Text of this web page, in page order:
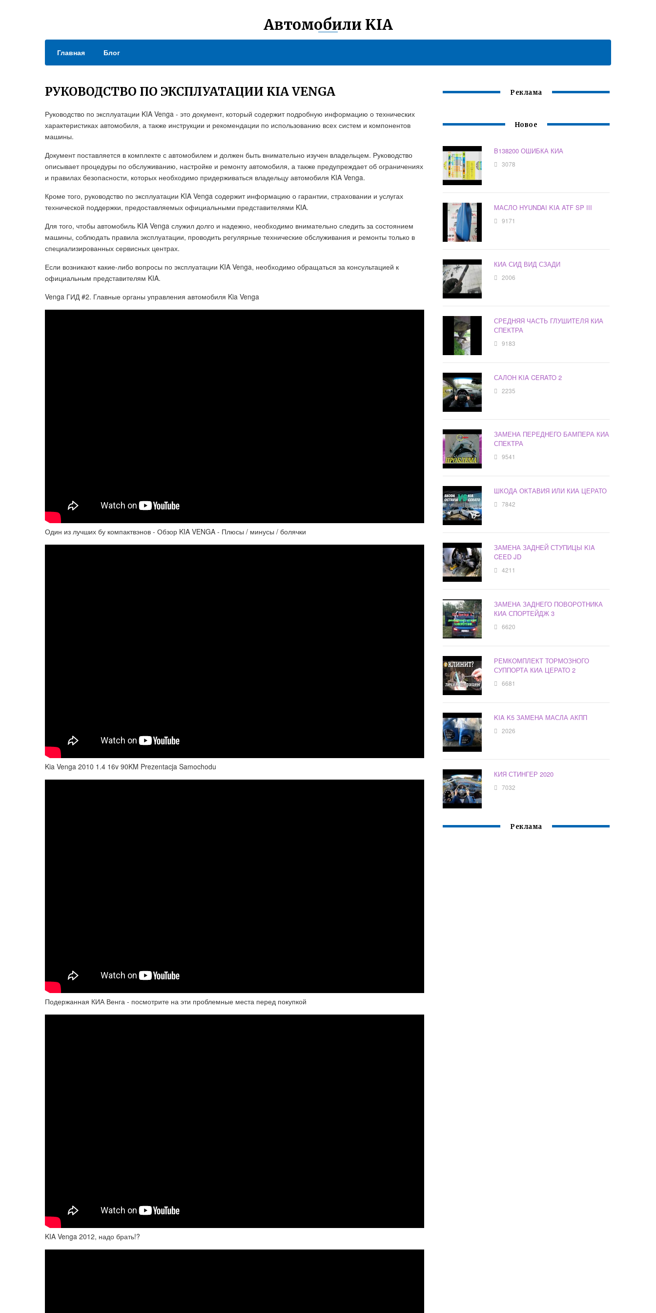
Автомобили KIA
Главная Блог
РУКОВОДСТВО ПО ЭКСПЛУАТАЦИИ KIA VENGA
Руководство по эксплуатации KIA Venga - это документ, который содержит подробную информацию о технических
характеристиках автомобиля, а также инструкции и рекомендации по использованию всех систем и компонентов
машины.
Документ поставляется в комплекте с автомобилем и должен быть внимательно изучен владельцем. Руководство
описывает процедуры по обслуживанию, настройке и ремонту автомобиля, а также предупреждает об ограничениях
и правилах безопасности, которых необходимо придерживаться владельцу автомобиля KIA Venga.
Кроме того, руководство по эксплуатации KIA Venga содержит информацию о гарантии, страховании и услугах
технической поддержки, предоставляемых официальными представителями KIA.
Для того, чтобы автомобиль KIA Venga служил долго и надежно, необходимо внимательно следить за состоянием
машины, соблюдать правила эксплуатации, проводить регулярные технические обслуживания и ремонты только в
специализированных сервисных центрах.
Если возникают какие-либо вопросы по эксплуатации KIA Venga, необходимо обращаться за консультацией к
официальным представителям KIA.
Venga ГИД #2. Главные органы управления автомобиля Kia Venga
Один из лучших бу компактвэнов - Обзор KIA VENGA - Плюсы / минусы / болячки
Kia Venga 2010 1.4 16v 90KM Prezentacja Samochodu
Подержанная КИА Венга - посмотрите на эти проблемные места перед покупкой
KIA Venga 2012, надо брать!?
Реклама
Новое
B138200 ОШИБКА КИА
3078
МАСЛО HYUNDAI KIA ATF SP III
9171
КИА СИД ВИД СЗАДИ
2006
СРЕДНЯЯ ЧАСТЬ ГЛУШИТЕЛЯ КИА
СПЕКТРА
9183
САЛОН KIA CERATO 2
2235
ЗАМЕНА ПЕРЕДНЕГО БАМПЕРА КИА
СПЕКТРА
9541
ШКОДА ОКТАВИЯ ИЛИ КИА ЦЕРАТО
7842
ЗАМЕНА ЗАДНЕЙ СТУПИЦЫ KIA
CEED JD
4211
ЗАМЕНА ЗАДНЕГО ПОВОРОТНИКА
КИА СПОРТЕЙДЖ 3
6620
РЕМКОМПЛЕКТ ТОРМОЗНОГО
СУППОРТА КИА ЦЕРАТО 2
6681
KIA K5 ЗАМЕНА МАСЛА АКПП
2026
КИЯ СТИНГЕР 2020
7032
Реклама